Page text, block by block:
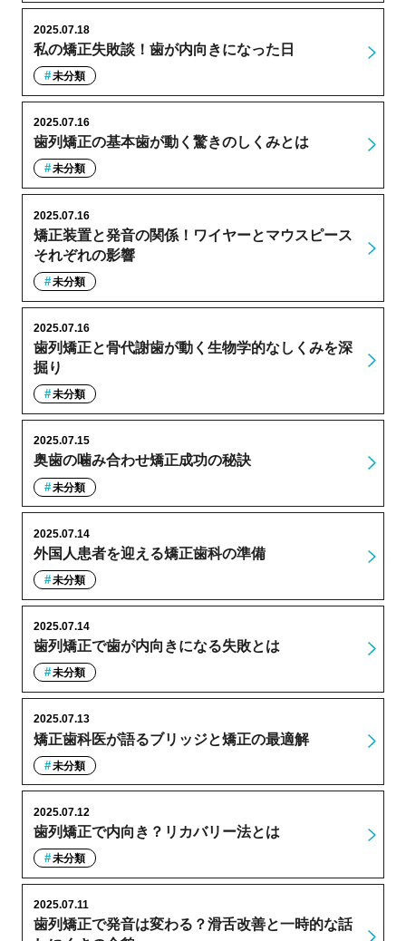
私の矯正失敗談！歯が内向きになった日
2025.07.18
未分類
歯列矯正の基本歯が動く驚きのしくみとは
2025.07.16
未分類
矯正装置と発音の関係！ワイヤーとマウスピース
それぞれの影響
2025.07.16
未分類
歯列矯正と骨代謝歯が動く生物学的なしくみを深
掘り
2025.07.16
未分類
奥歯の噛み合わせ矯正成功の秘訣
2025.07.15
未分類
外国人患者を迎える矯正歯科の準備
2025.07.14
未分類
歯列矯正で歯が内向きになる失敗とは
2025.07.14
未分類
矯正歯科医が語るブリッジと矯正の最適解
2025.07.13
未分類
歯列矯正で内向き？リカバリー法とは
2025.07.12
未分類
歯列矯正で発音は変わる？滑舌改善と一時的な話
2025.07.11